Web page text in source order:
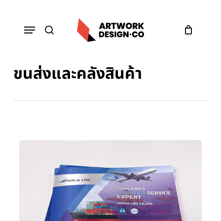
content
search
Menu
ขนส่งและคลังสินค้า